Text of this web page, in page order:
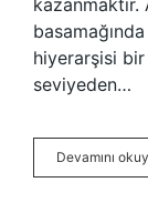
hiyerarşisi
seviyeden…
Devamını